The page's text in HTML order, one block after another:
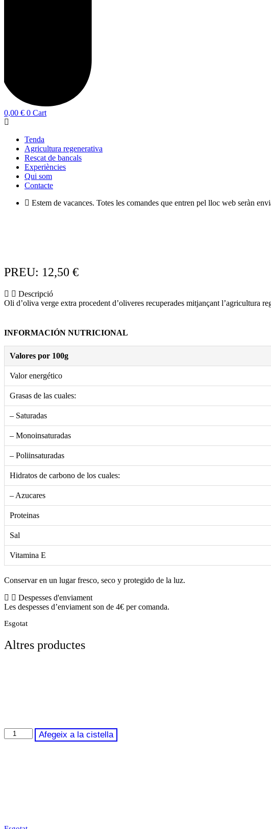
0,00 € 0 Cart
Tenda
Agricultura regenerativa
Rescat de bancals
Experiències
Qui som
Contacte
Estem de vacances. Totes les comandes que entren pel lloc web seràn
PREU: 12,50 €
Descripció
Oli d’oliva verge extra procedent d’oliveres recuperades mitjançant l’agricultura
INFORMACIÓN NUTRICIONAL
Valores por 100g
Valor energético
Grasas de las cuales:
– Saturadas
– Monoinsaturadas
– Poliinsaturadas
Hidratos de carbono de los cuales:
– Azucares
Proteinas
Sal
Vitamina E
Conservar en un lugar fresco, seco y protegido de la luz.
Despesses d'enviament
Les despesses d’enviament son de 4€ per comanda.
Esgotat
Altres productes
quantitat
de
Afegeix a la cistella